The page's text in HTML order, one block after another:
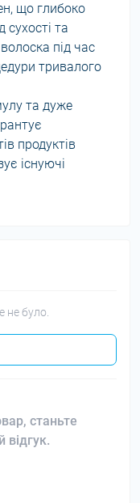
що глибоко
сухості та
під час
тривалого
та дуже
продуктів
існуючі
не було.
станьте
відгук.